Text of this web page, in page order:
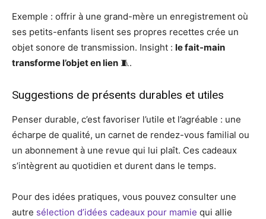
Exemple : offrir à une grand-mère un enregistrement où
ses petits-enfants lisent ses propres recettes crée un
objet sonore de transmission. Insight : le fait-main
transforme l’objet en lien 🧵.
Suggestions de présents durables et utiles
Penser durable, c’est favoriser l’utile et l’agréable : une
écharpe de qualité, un carnet de rendez-vous familial ou
un abonnement à une revue qui lui plaît. Ces cadeaux
s’intègrent au quotidien et durent dans le temps.
Pour des idées pratiques, vous pouvez consulter une
autre sélection d’idées cadeaux pour mamie qui allie